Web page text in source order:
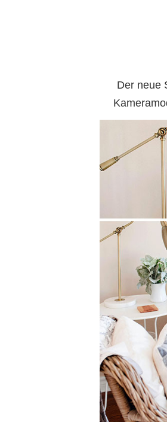
Der neue